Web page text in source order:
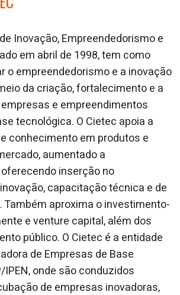
Inovação, Empreendedorismo e
em abril de 1998, tem como
o empreendedorismo e a inovação
da criação, fortalecimento e a
e empreendimentos
tecnológica. O Cietec apoia a
conhecimento em produtos e
aumentado a
inserção no
capacitação técnica e de
aproxima o investimento-
e venture capital, além dos
público. O Cietec é a entidade
de Empresas de Base
IPEN, onde são conduzidos
de empresas inovadoras,